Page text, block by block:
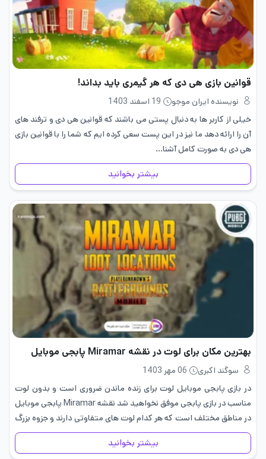
قوانین بازی هی دی که هر گیمری باید بداند!
نویسنده ایران موجو
19 اسفند 1403
خیلی از کاربر ها به دنبال پستی می باشند که قوانین هی دی و ترفند های
آن را ارائه دهد ما نیز در این پست سعی کرده ایم که شما را با قوانین بازی
هی دی به صورت کامل آشنا…
بیشتر بخوانید
بهترین مکان برای لوت در نقشه Miramar پابجی موبایل
سوگند اکبری
06 مهر 1403
در بازی پابجی موبایل لوت برای زنده ماندن ضروری است و بدون لوت
مناسب در بازی پابجی موفق نخواهید شد نقشه Miramar پابجی موبایل
در مناطق مختلف است که هر کدام لوت های متفاوتی دارند و جزوه بزرگ
ترین نقشه…
بیشتر بخوانید